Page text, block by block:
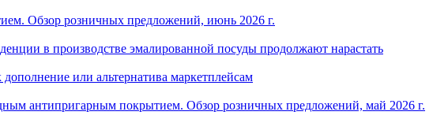
Обзор розничных предложений, июнь 2026 г.
в производстве эмалированной посуды продолжают нарастать
или альтернатива маркетплейсам
антипригарным покрытием. Обзор розничных предложений, май 2026 г.